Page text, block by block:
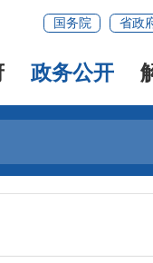
国务院 省政
政务公开